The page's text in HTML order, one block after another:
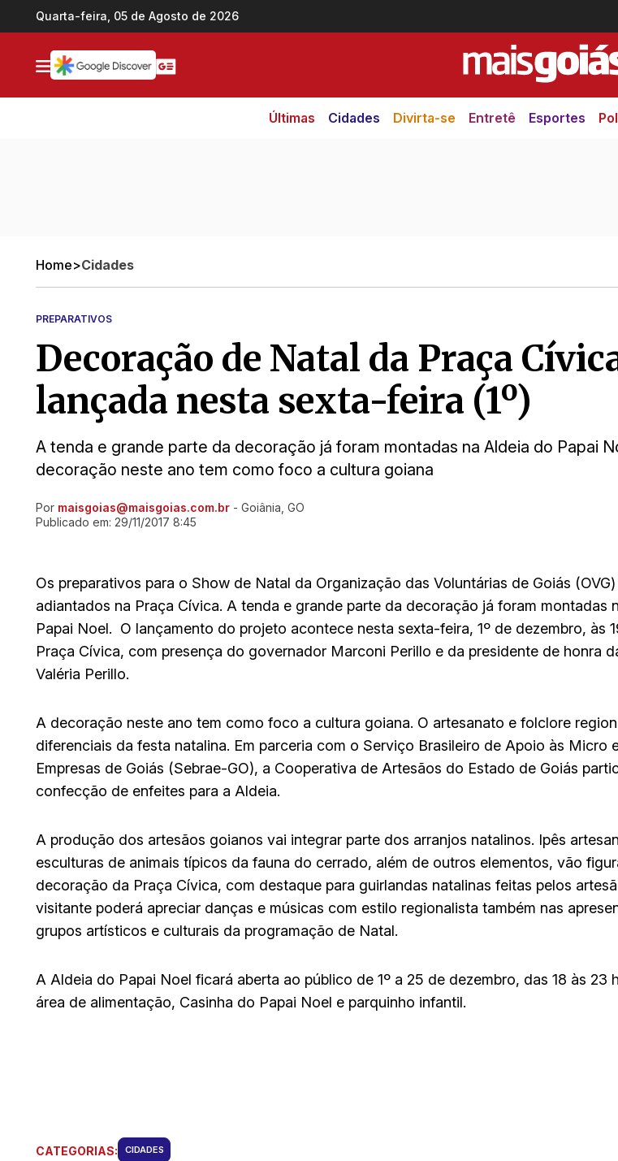
Ir direto pro conteúdo
Quarta-feira, 05 de Agosto de 2026
Últimas Cidades Divirta-se Entretê Esportes
Home>Cidades
PREPARATIVOS
Decoração de Natal da Praça
lançada nesta sexta-feira (1º)
A tenda e grande parte da decoração já foram montadas na Aldeia do Papai
decoração neste ano tem como foco a cultura goiana
Ir direto pra matéria
Por maisgoias@maisgoias.com.br - Goiânia, GO
Publicado em: 29/11/2017 8:45
Os preparativos para o Show de Natal da Organização das Voluntárias de Goiás
adiantados na Praça Cívica. A tenda e grande parte da decoração já foram montadas
Papai Noel. O lançamento do projeto acontece nesta sexta-feira, 1º de dezembro, às
Praça Cívica, com presença do governador Marconi Perillo e da presidente de honra
Valéria Perillo.
A decoração neste ano tem como foco a cultura goiana. O artesanato e folclore
diferenciais da festa natalina. Em parceria com o Serviço Brasileiro de Apoio às Micro
Empresas de Goiás (Sebrae-GO), a Cooperativa de Artesãos do Estado de Goiás
confecção de enfeites para a Aldeia.
A produção dos artesãos goianos vai integrar parte dos arranjos natalinos. Ipês
esculturas de animais típicos da fauna do cerrado, além de outros elementos, vão
decoração da Praça Cívica, com destaque para guirlandas natalinas feitas pelos
visitante poderá apreciar danças e músicas com estilo regionalista também nas
grupos artísticos e culturais da programação de Natal.
A Aldeia do Papai Noel ficará aberta ao público de 1º a 25 de dezembro, das 18 às 23
área de alimentação, Casinha do Papai Noel e parquinho infantil.
CATEGORIAS: CIDADES